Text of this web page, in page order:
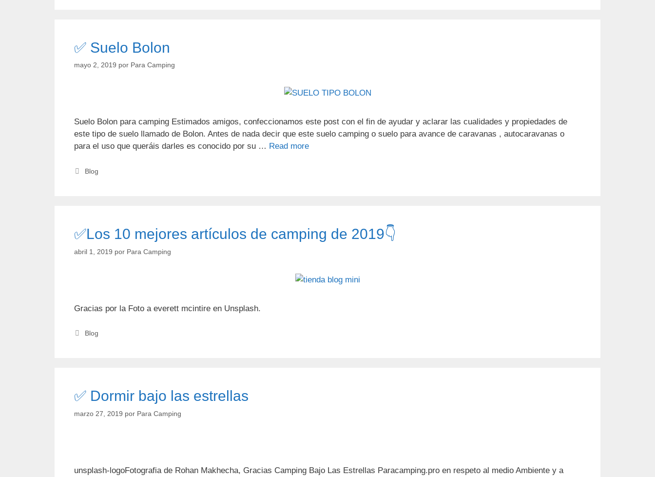
✅ Suelo Bolon
mayo 2, 2019 por Para Camping
Suelo Bolon para camping Estimados amigos, confeccionamos este post con el fin de ayudar y aclarar las cualidades y propiedades de
este tipo de suelo llamado de Bolon. Antes de nada decir que este suelo camping o suelo para avance de caravanas , autocaravanas o
para el uso que queráis darles es conocido por su … Read more
Categorías
Blog
✅Los 10 mejores artículos de camping de 2019👇
abril 1, 2019 por Para Camping
Gracias por la Foto a everett mcintire en Unsplash.
Categorías
Blog
✅ Dormir bajo las estrellas
marzo 27, 2019 por Para Camping
unsplash-logoFotografia de Rohan Makhecha, Gracias Camping Bajo Las Estrellas Paracamping.pro en respeto al medio Ambiente y a